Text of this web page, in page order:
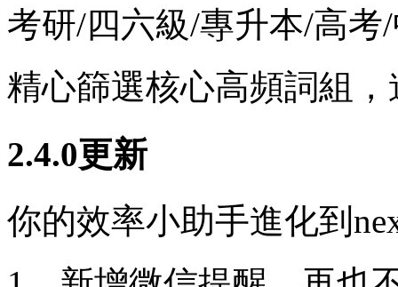
考研/四六級/專升本/高
精心篩選核心高頻詞組，
2.4.0更新
你的效率小助手進化到